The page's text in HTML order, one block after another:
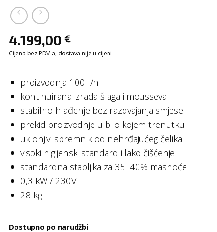
4.199,00€
Cijena bez PDV-a, dostava nije u cijeni
proizvodnja 100 l/h
kontinuirana izrada šlaga i mousseva
stabilno hlađenje bez razdvajanja smjese
prekid proizvodnje u bilo kojem trenutku
uklonjivi spremnik od nehrđajućeg čelika
visoki higijenski standard i lako čišćenje
standardna stabljika za 35–40% masnoće
0,3 kW / 230V
28 kg
Dostupno po narudžbi